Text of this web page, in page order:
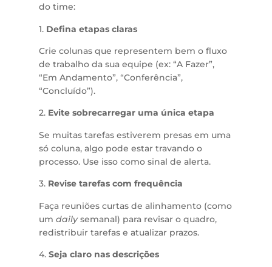
do time:
1. Defina etapas claras
Crie colunas que representem bem o fluxo
de trabalho da sua equipe (ex: “A Fazer”,
“Em Andamento”, “Conferência”,
“Concluído”).
2. Evite sobrecarregar uma única etapa
Se muitas tarefas estiverem presas em uma
só coluna, algo pode estar travando o
processo. Use isso como sinal de alerta.
3. Revise tarefas com frequência
Faça reuniões curtas de alinhamento (como
um dailysemanal) para revisar o quadro,
redistribuir tarefas e atualizar prazos.
4. Seja claro nas descrições